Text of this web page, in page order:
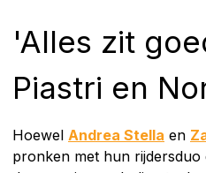
'Alles zit
Piastri en
Hoewel Andrea Stella en
pronken met hun